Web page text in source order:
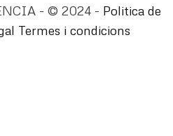
- © 2024 - Politica de
Termes i condicions